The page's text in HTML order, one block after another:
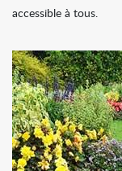
accessible à tous.